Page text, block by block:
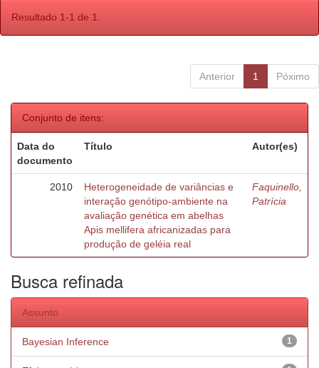
Resultado 1-1 de 1.
Anterior 1 Póximo
Conjunto de itens:
Data do
documento
Título Autor(es)
2010
Heterogeneidade de variâncias e
interação genótipo-ambiente na
avaliação genética em abelhas
Apis mellifera africanizadas para
produção de geléia real
Faquinello,
Patrícia
Busca refinada
Assunto
1
Bayesian Inference